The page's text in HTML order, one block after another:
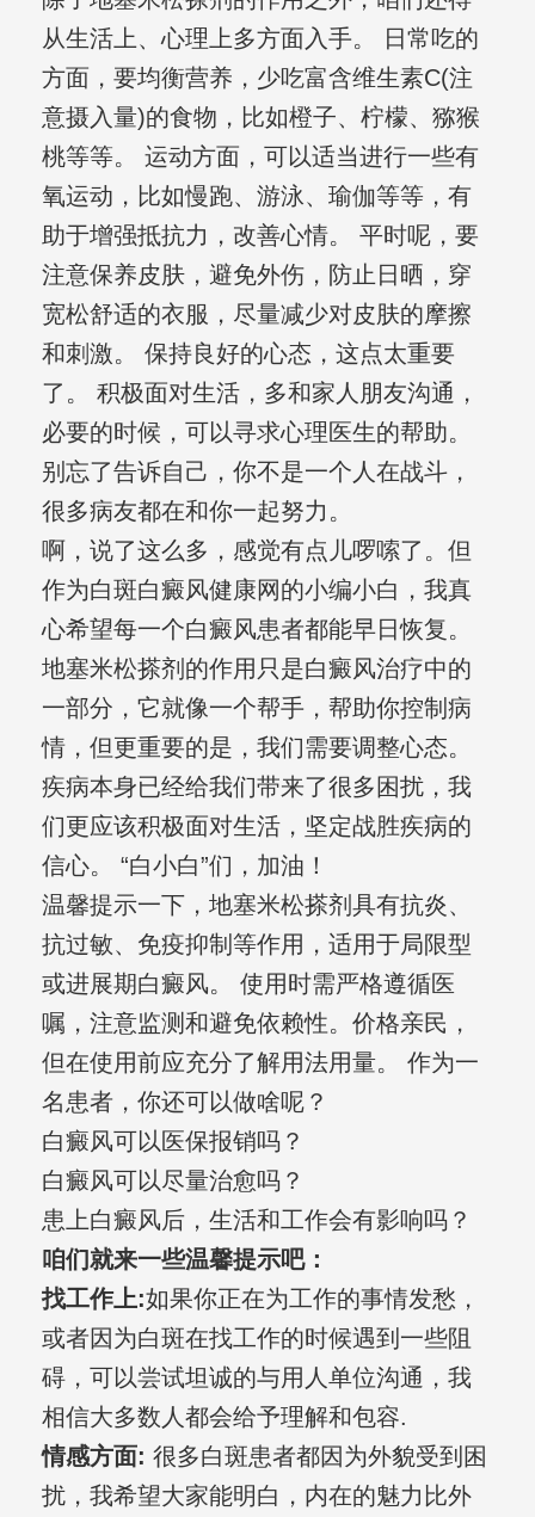
从生活上、心理上多方面入手。 日常吃的
方面，要均衡营养，少吃富含维生素C(注
意摄入量)的食物，比如橙子、柠檬、猕猴
桃等等。 运动方面，可以适当进行一些有
氧运动，比如慢跑、游泳、瑜伽等等，有
助于增强抵抗力，改善心情。 平时呢，要
注意保养皮肤，避免外伤，防止日晒，穿
宽松舒适的衣服，尽量减少对皮肤的摩擦
和刺激。 保持良好的心态，这点太重要
了。 积极面对生活，多和家人朋友沟通，
必要的时候，可以寻求心理医生的帮助。
别忘了告诉自己，你不是一个人在战斗，
很多病友都在和你一起努力。
啊，说了这么多，感觉有点儿啰嗦了。但
作为白斑白癜风健康网的小编小白，我真
心希望每一个白癜风患者都能早日恢复。
地塞米松搽剂的作用只是白癜风治疗中的
一部分，它就像一个帮手，帮助你控制病
情，但更重要的是，我们需要调整心态。
疾病本身已经给我们带来了很多困扰，我
们更应该积极面对生活，坚定战胜疾病的
信心。 “白小白”们，加油！
温馨提示一下，地塞米松搽剂具有抗炎、
抗过敏、免疫抑制等作用，适用于局限型
或进展期白癜风。 使用时需严格遵循医
嘱，注意监测和避免依赖性。价格亲民，
但在使用前应充分了解用法用量。 作为一
名患者，你还可以做啥呢？
白癜风可以医保报销吗？
白癜风可以尽量治愈吗？
患上白癜风后，生活和工作会有影响吗？
咱们就来一些温馨提示吧：
找工作上:如果你正在为工作的事情发愁，
或者因为白斑在找工作的时候遇到一些阻
碍，可以尝试坦诚的与用人单位沟通，我
相信大多数人都会给予理解和包容.
情感方面: 很多白斑患者都因为外貌受到困
扰，我希望大家能明白，内在的魅力比外